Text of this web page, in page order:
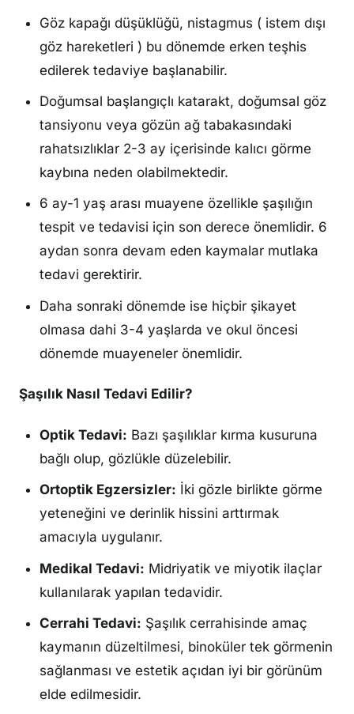
Göz kapağı düşüklüğü, nistagmus ( istem dışı
göz hareketleri ) bu dönemde erken teşhis
edilerek tedaviye başlanabilir.
Doğumsal başlangıçlı katarakt, doğumsal göz
tansiyonu veya gözün ağ tabakasındaki
rahatsızlıklar 2-3 ay içerisinde kalıcı görme
kaybına neden olabilmektedir.
6 ay-1 yaş arası muayene özellikle şaşılığın
tespit ve tedavisi için son derece önemlidir. 6
aydan sonra devam eden kaymalar mutlaka
tedavi gerektirir.
Daha sonraki dönemde ise hiçbir şikayet
olmasa dahi 3-4 yaşlarda ve okul öncesi
dönemde muayeneler önemlidir.
Şaşılık Nasıl Tedavi Edilir?
Optik Tedavi: Bazı şaşılıklar kırma kusuruna
bağlı olup, gözlükle düzelebilir.
Ortoptik Egzersizler: İki gözle birlikte görme
yeteneğini ve derinlik hissini arttırmak
amacıyla uygulanır.
Medikal Tedavi: Midriyatik ve miyotik ilaçlar
kullanılarak yapılan tedavidir.
Cerrahi Tedavi: Şaşılık cerrahisinde amaç
kaymanın düzeltilmesi, binoküler tek görmenin
sağlanması ve estetik açıdan iyi bir görünüm
elde edilmesidir.